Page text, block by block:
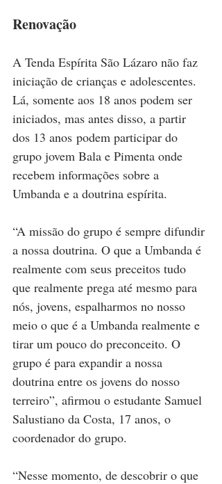
Renovação
A Tenda Espírita São Lázaro não faz
iniciação de crianças e adolescentes.
Lá, somente aos 18 anos podem ser
iniciados, mas antes disso, a partir
dos 13 anos podem participar do
grupo jovem Bala e Pimenta onde
recebem informações sobre a
Umbanda e a doutrina espírita.
“A missão do grupo é sempre difundir
a nossa doutrina. O que a Umbanda é
realmente com seus preceitos tudo
que realmente prega até mesmo para
nós, jovens, espalharmos no nosso
meio o que é a Umbanda realmente e
tirar um pouco do preconceito. O
grupo é para expandir a nossa
doutrina entre os jovens do nosso
terreiro”, afirmou o estudante Samuel
Salustiano da Costa, 17 anos, o
coordenador do grupo.
“Nesse momento, de descobrir o que